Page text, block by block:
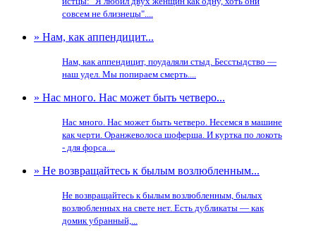
совсем не близнецы"....
» Нам, как аппендицит...
Нам, как аппендицит, поудаляли стыд. Бесстыдство —
наш удел. Мы попираем смерть....
» Нас много. Нас может быть четверо...
Нас много. Нас может быть четверо. Несемся в машине
как черти. Оранжеволоса шоферша. И куртка по локоть
- для форса....
» Не возвращайтесь к былым возлюбленным...
Не возвращайтесь к былым возлюбленным, былых
возлюбленных на свете нет. Есть дубликаты — как
домик убранный,...